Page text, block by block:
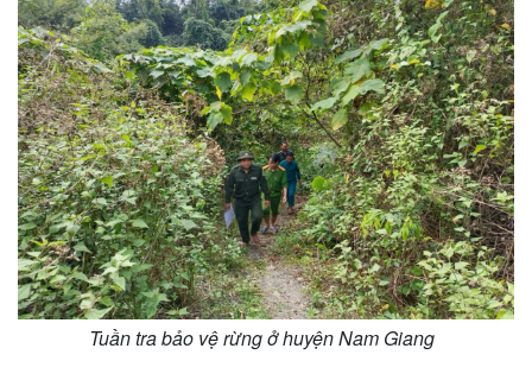
Tuần tra bảo vệ rừng ở huyện Nam Giang